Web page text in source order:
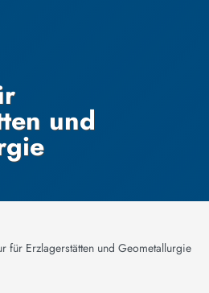
und
für Erzlagerstätten und Geometallurgie